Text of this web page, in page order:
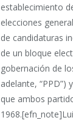
establecimiento
elecciones
de candidaturas
de un bloque
gobernación de
adelante, “PPD”)
que ambos